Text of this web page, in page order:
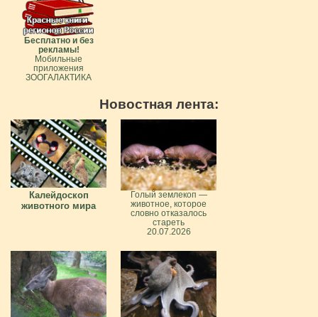
Бесплатно и без
рекламы!
Мобильные
приложения
ЗООГАЛАКТИКА
Новостная лента:
Калейдоскоп
животного мира
Голый землекоп —
животное, которое
словно отказалось
стареть
20.07.2026